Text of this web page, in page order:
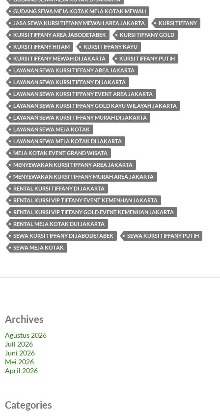
GUDANG SEWA MEJA KOTAK MEJA KOTAK MEWAH
JASA SEWA KURSI TIFFANY MEWAH AREA JAKARTA
KURSI TIFFANY
KURSI TIFFANY AREA JABODETABEK
KURSI TIFFANY GOLD
KURSI TIFFANY HITAM
KURSI TIFFANY KAYU
KURSI TIFFANY MEWAH DI JAKARTA
KURSI TIFFANY PUTIH
LAYANAN SEWA KURSI TIFFANY AREA JAKARTA
LAYANAN SEWA KURSI TIFFANY DI JAKARTA
LAYANAN SEWA KURSI TIFFANY EVENT AREA JAKARTA
LAYANAN SEWA KURSI TIFFANY GOLD KAYU WILAYAH JAKARTA
LAYANAN SEWA KURSI TIFFANY MURAH DI JAKARTA
LAYANAN SEWA MEJA KOTAK
LAYANAN SEWA MEJA KOTAK DI JAKARTA
MEJA KOTAK EVENT GRAND WISATA
MENYEWAKAN KURSI TIFFANY AREA JAKARTA
MENYEWAKAN KURSI TIFFANY MURAH AREA JAKARTA
RENTAL KURSI TIFFANY DI JAKARTA
RENTAL KURSI VIP TIFFANY EVENT KEMENHAN JAKARTA
RENTAL KURSI VIP TIFFANY GOLD EVENT KEMENHAN JAKARTA
RENTAL MEJA KOTAK DUI JAKARTA
SEWA KURSI TIFFANY DI JABODETABEK
SEWA KURSI TIFFANY PUTIH
SEWA MEJA KOTAK
Archives
Agustus 2026
Juli 2026
Juni 2026
Mei 2026
April 2026
Categories